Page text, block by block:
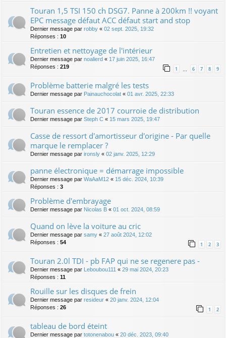
Touran 1,5 TSI 150 ch DSG7. Panne à 200km !! voyant
EPC message défaut ACC défaut start and stop
Dernier message par robby « 02 sept. 2025, 19:32
Réponses : 10
Entretien et nettoyage de l'intérieur
Dernier message par noalierd « 17 juin 2025, 16:47
Réponses : 219 1 6 7 8 9
Problème batterie malgré les tests
Dernier message par Painauchocolat « 01 avr. 2025, 22:33
Touran essence de 2017 courroie de distribution
Dernier message par Steph C « 15 mars 2025, 19:47
Casse de ressort d'amortisseur d'origine - Par quelle
marque le remplacer ?
Dernier message par ironsly « 02 janv. 2025, 12:29
panne électronique = démarrage impossible
Dernier message par WaAaM12 « 15 déc. 2024, 10:39
Réponses : 3
Problème d'embrayage
Dernier message par Nicolas B « 01 oct. 2024, 08:59
Quand on lève la voiture au cric
Dernier message par samy « 27 août 2024, 12:02
Réponses : 54 1 2 3
Touran 2.0l TDI - pb FAP qui ne se regenere pas -
Dernier message par Leboubou111 « 29 mai 2024, 20:23
Réponses : 11
Rouille sur les disques de frein
Dernier message par resideur « 20 janv. 2024, 12:04
Réponses : 26 1 2
tableau de bord éteint
Dernier message par totonenabou « 20 déc. 2023, 09:40